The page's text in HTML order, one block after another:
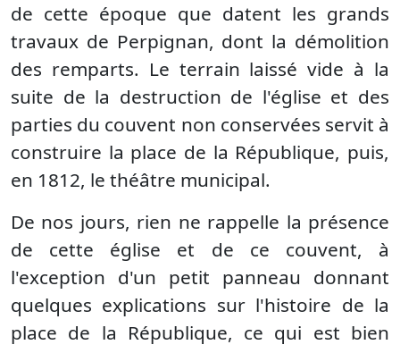
de cette époque que datent les grands
travaux de Perpignan, dont la démolition
des remparts. Le terrain laissé vide à la
suite de la destruction de l'église et des
parties du couvent non conservées servit à
construire la place de la République, puis,
en 1812, le théâtre municipal.
De nos jours, rien ne rappelle la présence
de cette église et de ce couvent, à
l'exception d'un petit panneau donnant
quelques explications sur l'histoire de la
place de la République, ce qui est bien